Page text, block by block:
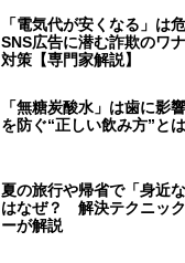
「電気代が安くなる」
SNS広告に潜む詐欺のワ
対策【専門家解説】
「無糖炭酸水」は歯に
を防ぐ“正しい飲み方”とは
夏の旅行や帰省で「身近
はなぜ？ 解決テクニッ
ーが解説